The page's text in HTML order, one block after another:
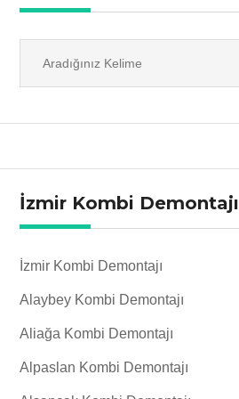
İzmir Kombi Demontajı
İzmir Kombi Demontajı
Alaybey Kombi Demontajı
Aliağa Kombi Demontajı
Alpaslan Kombi Demontajı